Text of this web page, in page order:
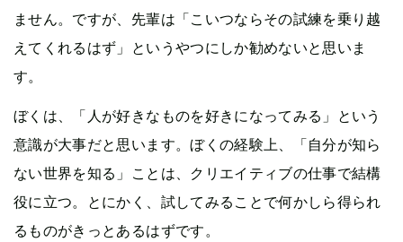
ません。ですが、先輩は「こいつならその試練を乗り越
えてくれるはず」というやつにしか勧めないと思いま
す。
ぼくは、「人が好きなものを好きになってみる」という
意識が大事だと思います。ぼくの経験上、「自分が知ら
ない世界を知る」ことは、クリエイティブの仕事で結構
役に立つ。とにかく、試してみることで何かしら得られ
るものがきっとあるはずです。